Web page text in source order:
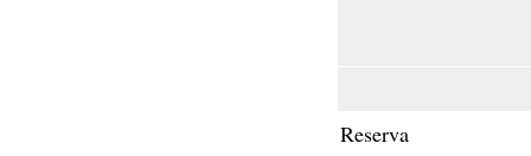
Reserva